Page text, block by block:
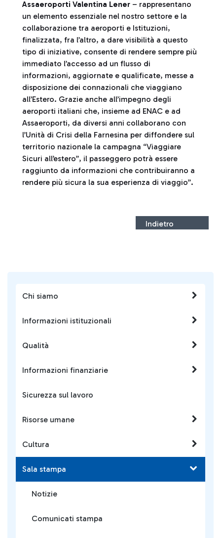
Chi siamo
Informazioni istituzionali
Qualità
Informazioni finanziarie
Sicurezza sul lavoro
Risorse umane
Cultura
Sala stampa
Notizie
Comunicati stampa
Assaeroporti Valentina Lener – rappresentano
un elemento essenziale nel nostro settore e la
collaborazione tra aeroporti e Istituzioni,
finalizzata, fra l’altro, a dare visibilità a questo
tipo di iniziative, consente di rendere sempre più
immediato l’accesso ad un flusso di
informazioni, aggiornate e qualificate, messe a
disposizione dei connazionali che viaggiano
all’Estero. Grazie anche all’impegno degli
aeroporti italiani che, insieme ad ENAC e ad
Assaeroporti, da diversi anni collaborano con
l’Unità di Crisi della Farnesina per diffondere sul
territorio nazionale la campagna “Viaggiare
Sicuri all’estero”, il passeggero potrà essere
raggiunto da informazioni che contribuiranno a
rendere più sicura la sua esperienza di viaggio”.
Indietro